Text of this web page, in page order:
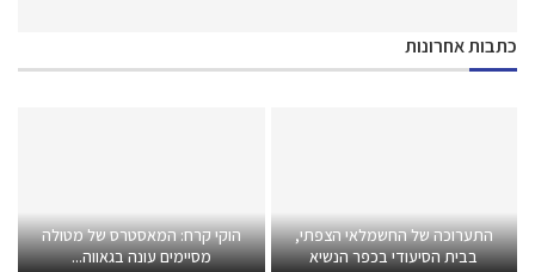
כתבות אחרונות
התערוכה של החשמלאי הצפתי,
בבית הסיעודי בכפר הנשיא
הוקי קרח: המאסטרס של מטולה
מסיימים עונה בגאווה...